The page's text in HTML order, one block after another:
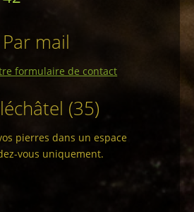
Par mail
formulaire de contact
(35)
pierres dans un espace
vous uniquement.